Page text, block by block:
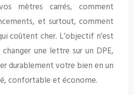
mètres carrés, comment
et surtout, comment
coûtent cher. L’objectif n’est
une lettre sur un DPE,
durablement votre bien en un
confortable et économe.